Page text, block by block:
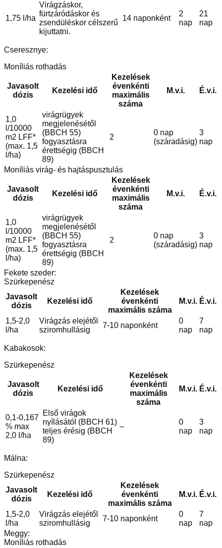
1,75 l/ha
Virágzáskor,
fürtzáródáskor és
zsendüléskor célszerű
kijuttatni.
14 naponként
2
nap
21
nap
Cseresznye:
Moníliás rothadás
Javasolt
dózis
Kezelési idő
Kezelések
évenkénti
maximális
száma
M.v.i. É.v.i.
1,0
l/10000
m2 LFF*
(max. 1,5
l/ha)
virágrügyek
megjelenésétől
(BBCH 55)
fogyasztásra
érettségig (BBCH
89)
2
0 nap
(száradásig)
3
nap
Moníliás virág- és hajtáspusztulás
Javasolt
dózis
Kezelési idő
Kezelések
évenkénti
maximális
száma
M.v.i. É.v.i.
1,0
l/10000
m2 LFF*
(max. 1,5
l/ha)
virágrügyek
megjelenésétől
(BBCH 55)
fogyasztásra
érettségig (BBCH
89)
2
0 nap
(száradásig)
3
nap
Fekete szeder:
Szürkepenész
Javasolt
dózis
Kezelési idő
Kezelések
évenkénti
maximális száma
M.v.i. É.v.i.
1,5-2,0
l/ha
Virágzás elejétől
sziromhullásig
7-10 naponként
0
nap
7
nap
Kabakosok:
Szürkepenész
Javasolt
dózis
Kezelési idő
Kezelések
évenkénti
maximális
száma
M.v.i. É.v.i.
0,1-0,167
% max
2,0 l/ha
Első virágok
nyílásától (BBCH 61)
teljes érésig (BBCH
89)
–
0
nap
3
nap
Málna:
Szürkepenész
Javasolt
dózis
Kezelési idő
Kezelések
évenkénti
maximális száma
M.v.i. É.v.i.
1,5-2,0
l/ha
Virágzás elejétől
sziromhullásig
7-10 naponként
0
nap
7
nap
Meggy:
Moníliás rothadás